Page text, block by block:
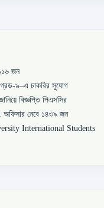
জন
৯–এ চাকরির সুযোগ
বিজ্ঞপ্তি পিএসসির
অফিসার নেবে ১৪৩৯ জন
International Students